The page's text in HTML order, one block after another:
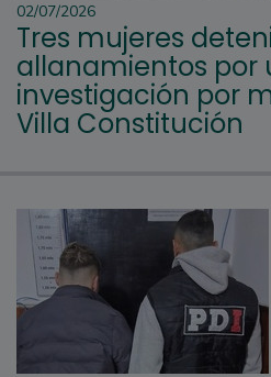
02/07/2026
Tres mujeres
allanamientos por
investigación por
Villa Constitución